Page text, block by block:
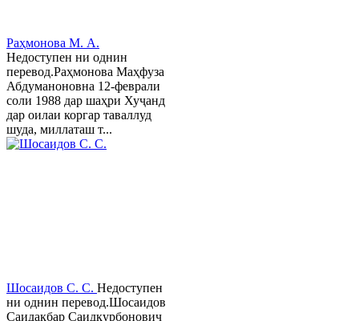
Раҳмонова М. А.
Недоступен ни однин
перевод.Раҳмонова Маҳфуза
Абдуманоновна 12-феврали
соли 1988 дар шаҳри Хуҷанд
дар оилаи коргар таваллуд
шуда, миллаташ т...
Шосаидов С. С. Недоступен
ни однин перевод.Шосаидов
Саидакбар Саидқурбонович